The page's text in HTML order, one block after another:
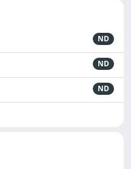
ND
ND
ND